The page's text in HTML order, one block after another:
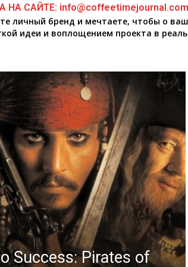
НА САЙТЕ: info@coffeetimejournal.com
личный бренд и мечтаете, чтобы о
идеи и воплощением проекта в
Success: Pirates of